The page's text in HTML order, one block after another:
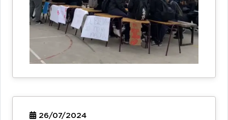
26/07/2024